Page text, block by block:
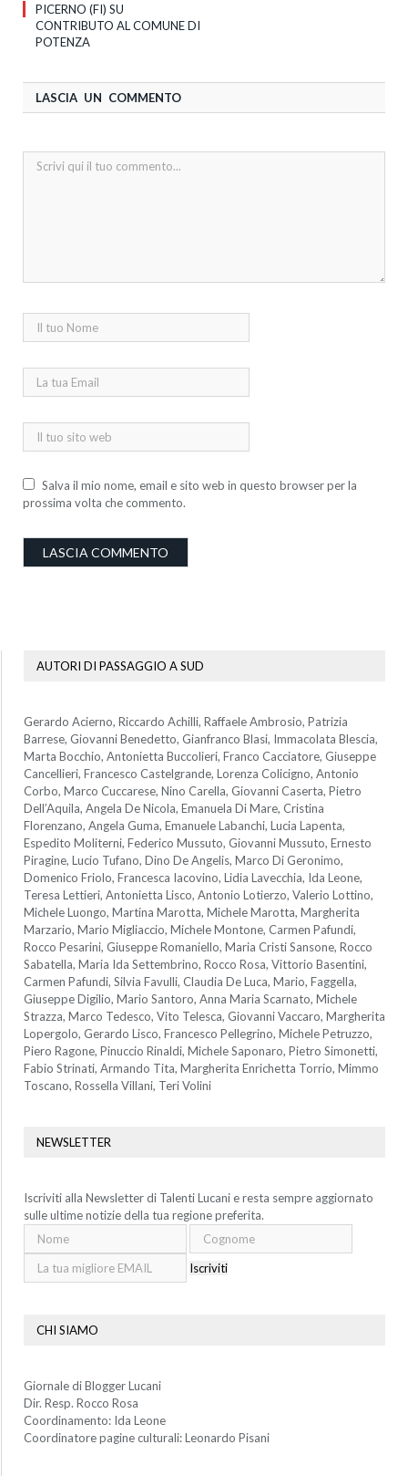
PICERNO (FI) SU
CONTRIBUTO AL COMUNE DI
POTENZA
LASCIA UN COMMENTO
Salva il mio nome, email e sito web in questo browser per la
prossima volta che commento.
AUTORI DI PASSAGGIO A SUD
Gerardo Acierno, Riccardo Achilli, Raffaele Ambrosio, Patrizia
Barrese, Giovanni Benedetto, Gianfranco Blasi, Immacolata Blescia,
Marta Bocchio, Antonietta Buccolieri, Franco Cacciatore, Giuseppe
Cancellieri, Francesco Castelgrande, Lorenza Colicigno, Antonio
Corbo, Marco Cuccarese, Nino Carella, Giovanni Caserta, Pietro
Dell’Aquila, Angela De Nicola, Emanuela Di Mare, Cristina
Florenzano, Angela Guma, Emanuele Labanchi, Lucia Lapenta,
Espedito Moliterni, Federico Mussuto, Giovanni Mussuto, Ernesto
Piragine, Lucio Tufano, Dino De Angelis, Marco Di Geronimo,
Domenico Friolo, Francesca Iacovino, Lidia Lavecchia, Ida Leone,
Teresa Lettieri, Antonietta Lisco, Antonio Lotierzo, Valerio Lottino,
Michele Luongo, Martina Marotta, Michele Marotta, Margherita
Marzario, Mario Migliaccio, Michele Montone, Carmen Pafundi,
Rocco Pesarini, Giuseppe Romaniello, Maria Cristi Sansone, Rocco
Sabatella, Maria Ida Settembrino, Rocco Rosa, Vittorio Basentini,
Carmen Pafundi, Silvia Favulli, Claudia De Luca, Mario, Faggella,
Giuseppe Digilio, Mario Santoro, Anna Maria Scarnato, Michele
Strazza, Marco Tedesco, Vito Telesca, Giovanni Vaccaro, Margherita
Lopergolo, Gerardo Lisco, Francesco Pellegrino, Michele Petruzzo,
Piero Ragone, Pinuccio Rinaldi, Michele Saponaro, Pietro Simonetti,
Fabio Strinati, Armando Tita, Margherita Enrichetta Torrio, Mimmo
Toscano, Rossella Villani, Teri Volini
NEWSLETTER
Iscriviti alla Newsletter di Talenti Lucani e resta sempre aggiornato
sulle ultime notizie della tua regione preferita.
Iscriviti
CHI SIAMO
Giornale di Blogger Lucani
Dir. Resp. Rocco Rosa
Coordinamento: Ida Leone
Coordinatore pagine culturali: Leonardo Pisani